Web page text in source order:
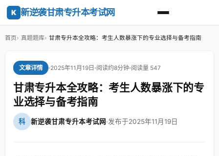
K 新逆袭甘肃专升本考试网
首页 真题题库 甘肃专升本全攻略：考生人数暴涨下的专业选择与备考指南
文章详情 2025年11月19日 阅读约8分钟 阅读量 547
甘肃专升本全攻略：考生人数暴涨下的专
业选择与备考指南
科 新逆袭甘肃专升本考试网·发布于2025年11月19日